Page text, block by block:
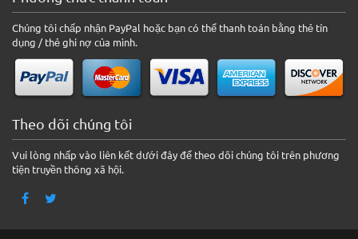
Chúng tôi chấp nhận PayPal hoặc bạn có thể thanh toán bằng thẻ tín
dụng / thẻ ghi nợ của mình.
Theo dõi chúng tôi
Vui lòng nhấp vào liên kết dưới đây để theo dõi chúng tôi trên phương
tiện truyền thông xã hội.